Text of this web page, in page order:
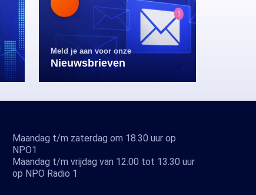
Meld je aan voor onze
Nieuwsbrieven
Maandag t/m zaterdag om 18.30 uur op
NPO1
Maandag t/m vrijdag van 12.00 tot 13.30 uur
op NPO Radio 1